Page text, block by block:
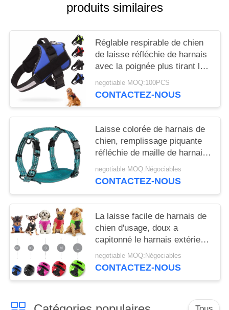
produits similaires
Réglable respirable de chien
de laisse réfléchie de harnais
avec la poignée plus tirant la
traction
negotiable MOQ:100PCS
CONTACTEZ-NOUS
Laisse colorée de harnais de
chien, remplissage piquante
réfléchie de maille de harnais
confortable de chien
negotiable MOQ:Négociables
CONTACTEZ-NOUS
La laisse facile de harnais de
chien d'usage, doux a
capitonné le harnais extérieur
de chiot d'intérieur
negotiable MOQ:Négociables
CONTACTEZ-NOUS